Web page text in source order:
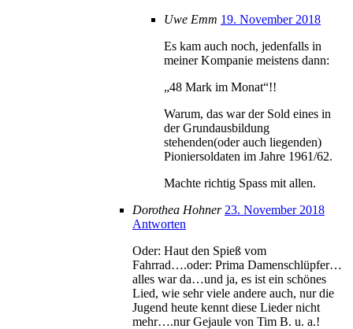
Uwe Emm 19. November 2018
Es kam auch noch, jedenfalls in
meiner Kompanie meistens dann:
„48 Mark im Monat“!!
Warum, das war der Sold eines in
der Grundausbildung
stehenden(oder auch liegenden)
Pioniersoldaten im Jahre 1961/62.
Machte richtig Spass mit allen.
Dorothea Hohner 23. November 2018
Antworten
Oder: Haut den Spieß vom
Fahrrad….oder: Prima Damenschlüpfer…
alles war da…und ja, es ist ein schönes
Lied, wie sehr viele andere auch, nur die
Jugend heute kennt diese Lieder nicht
mehr….nur Gejaule von Tim B. u. a.!